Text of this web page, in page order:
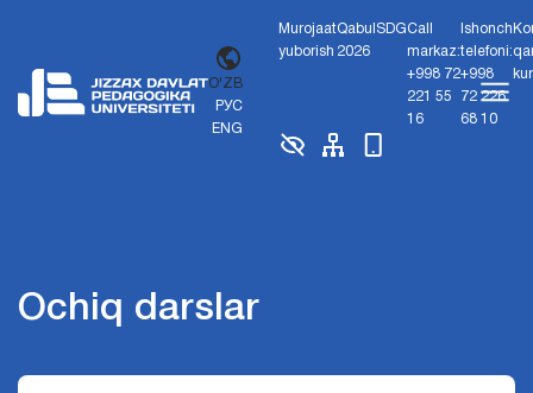
O'ZB
РУС
ENG
Murojaat
yuborish
Qabul
2026
SDGCall
markaz:
+998 72
221 55
16
Ishonch
telefoni:
+998
72 226
68 10
Ochiq darslar